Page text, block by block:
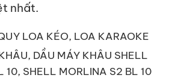
nhất.
LOA KÉO, LOA KARAOKE
, DẦU MÁY KHÂU SHELL
10, SHELL MORLINA S2 BL 10